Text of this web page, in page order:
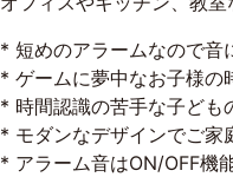
* 短めのアラームなので音
* ゲームに夢中なお子様の
* 時間認識の苦手な子ども
* モダンなデザインでご家
* アラーム音はON/OFF機能